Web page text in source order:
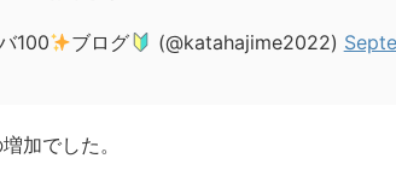
100 ブログ (@katahajime2022)
加でした。